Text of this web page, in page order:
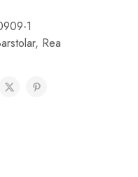
1
, Rea